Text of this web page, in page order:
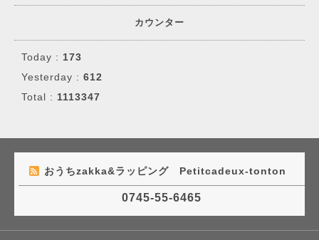
カウンター
Today : 173
Yesterday : 612
Total : 1113347
おうちzakka&ラッピング Petitcadeux-tonton
0745-55-6465